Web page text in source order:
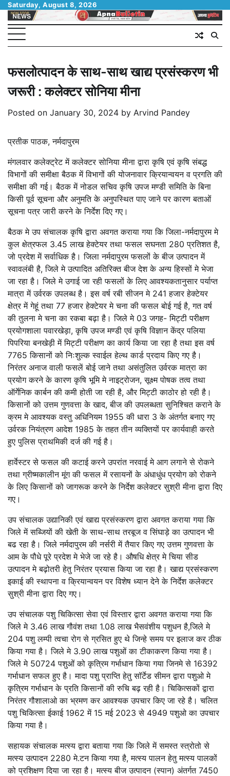
Skip
content
Saturday, August 8, 2026
फसलोत्पादन के साथ-साथ खाद्य प्रसंस्करण भी
जरूरी : कलेक्टर सोनिया मीना
Posted on January 30, 2024 by Arvind Pandey
प्रतीक पाठक, नर्मदापुरम
मंगलवार कलेक्ट्रेट में कलेक्टर सोनिया मीना द्वारा कृषि एवं कृषि संबद्ध
विभागों की समीक्षा बैठक में विभागों की योजनावार क्रियान्वयन व प्रगति की
समीक्षा की गई। बैठक में नोडल सचिव कृषि उपज मण्डी समिति के बिना
किसी पूर्व सूचना और अनुमति के अनुपस्थित पाए जाने पर कारण बताओं
सूचना पत्र जारी करने के निर्देश दिए गए।
बैठक मे उप संचालक कृषि द्वारा अवगत कराया गया कि जिला-नर्मदापुरम मे
कुल क्षेत्रफल 3.45 लाख हेक्टेयर तथा फसल सघनता 280 प्रतिशत है,
जो प्रदेश में सर्वाधिक है। जिला नर्मदापुरम फसलों के बीज उत्पादन में
स्वावलंबी है, जिले मे उत्पादित अतिरिक्त बीज देश के अन्य हिस्सों मे भेजा
जा रहा है। जिले मे उगाई जा रही फसलों के लिए आवश्यकतानुसार पर्याप्त
मात्रा में उर्वरक उपलब्ध है। इस वर्ष रबी सीजन मे 241 हजार हेक्टेयर
क्षेत्र में गेहूं तथा 77 हजार हेक्टेयर मे चना की फसल बोई गई है, गत वर्ष
की तुलना मे चना का रकबा बढ़ा है। जिले मे 03 जगह- मिट्टी परीक्षण
प्रयोगशाला पवारखेड़ा, कृषि उपज मण्डी एवं कृषि विज्ञान केंद्र पलिया
पिपरिया बनखेड़ी में मिट्टी परीक्षण का कार्य किया जा रहा है तथा इस वर्ष
7765 किसानों को निःशुल्क स्वाईल हेल्थ कार्ड प्रदाय किए गए है।
निरंतर अनाज वाली फसलें बोई जाने तथा असंतुलित उर्वरक मात्रा का
प्रयोग करने के कारण कृषि भूमि मे नाइट्रोजन, सूक्ष्म पोषक तत्व तथा
ऑर्गेनिक कार्बन की कमी होती जा रही है, और मिट्टी काठोर हो रही है।
किसानों को उत्तम गुणवत्ता के खाद, बीज की उपलब्धता सुनिश्चित कराने के
क्रम मे आवश्यक वस्तु अधिनियम 1955 की धारा 3 के अंतर्गत बनाए गए
उर्वरक नियंत्रण आदेश 1985 के तहत तीन व्यक्तियों पर कार्यवाही करते
हुए पुलिस प्राथमिकी दर्ज की गई है।
हार्वेस्टर से फसल की कटाई करने उपरांत नरवाई मे आग लगाने से रोकने
तथा ग्रीष्मकालीन मूंग की फसल में रसायनों के अंधाधुंध प्रयोग को रोकने
के लिए किसानों को जागरूक करने के निर्देश कलेक्टर सुश्री मीना द्वारा दिए
गए।
उप संचालक उद्यानिकी एवं खाद्य प्रसंस्करण द्वारा अवगत कराया गया कि
जिले में सब्जियों की खेती के साथ-साथ तरबूज व सिंघाड़े का उत्पादन भी
बढ रहा है। जिले नर्मदापुरम की नर्सरी में तैयार किए गए उत्तम गुणवत्ता के
आम के पौधे पूरे प्रदेश मे भेजे जा रहे है। औषधि क्षेत्र मे चिया सीड
उत्पादन मे बढ़ोतरी हेतु निरंतर प्रयास किया जा रहा है। खाद्य प्रसंस्करण
इकाई की स्थापना व क्रियान्वयन पर विशेष ध्यान देने के निर्देश कलेक्टर
सुश्री मीना द्वारा दिए गए।
उप संचालक पशु चिकित्सा सेवा एवं विस्तार द्वारा अवगत कराया गया कि
जिले मे 3.46 लाख गौवंश तथा 1.08 लाख भैसवंशीय पशुधन है,जिले मे
204 पशु लम्पी त्वचा रोग से ग्रसित हुए थे जिन्हे समय पर इलाज कर ठीक
किया गया है। जिले मे 3.90 लाख पशुओं का टीकाकरण किया गया है।
जिले मे 50724 पशुओं को कृत्रिम गर्भाधान किया गया जिनमे से 16392
गर्भाधान सफल हुए है। मादा पशु प्राप्ति हेतु सॉर्टेड सीमन द्वारा पशुओ मे
कृत्रिम गर्भाधान के प्रति किसानों की रुचि बढ़ रही है। चिकित्सकों द्वारा
निरंतर गौशालाओ का भ्रमण कर आवश्यक उपचार किए जा रहे है। चलित
पशु चिकित्सा ईकाई 1962 में 15 मई 2023 से 4949 पशुओ का उपचार
किया गया है।
सहायक संचालक मत्स्य द्वारा बताया गया कि जिले में समस्त स्त्रोतो से
मत्स्य उत्पादन 2280 मे.टन किया गया है, मत्स्य पालन हेतु मत्स्य पालकों
को प्रशिक्षण दिया जा रहा है। मत्स्य बीज उत्पादन (स्पान) अंतर्गत 7450